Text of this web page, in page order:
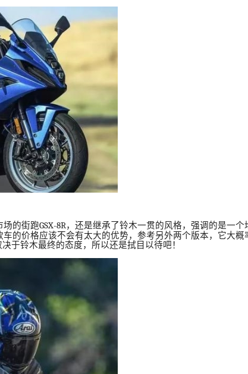
场的街跑GSX-8R，还是继承了铃木一贯的风格，强调的是一个
的价格应该不会有太大的优势，参考另外两个版本，它大概
于铃木最终的态度，所以还是拭目以待吧！